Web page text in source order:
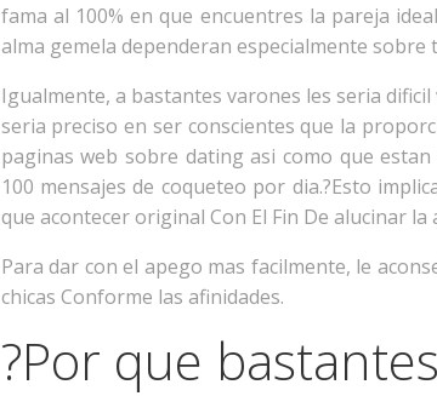
fama al 100% en que encuentres la pareja
alma gemela dependeran especialmente sobre
Igualmente, a bastantes varones les seri­a
seri­a preciso en ser conscientes que la
paginas web sobre dating asi como que
100 mensajes de coqueteo por dia.?Esto
que acontecer original Con El Fin De alucinar
Para dar con el apego mas facilmente, le
chicas Conforme las afinidades.
?Por que